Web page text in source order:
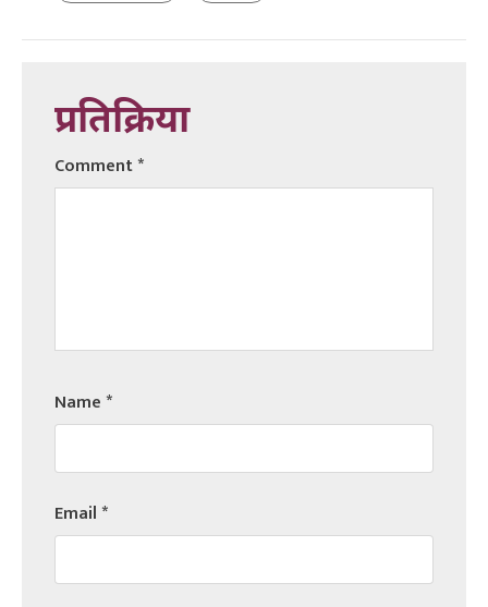
प्रतिक्रिया
Comment*
Name*
Email*